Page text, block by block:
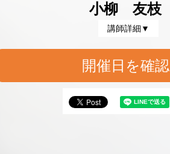
小柳 友枝
講師詳細▼
開催日を確認